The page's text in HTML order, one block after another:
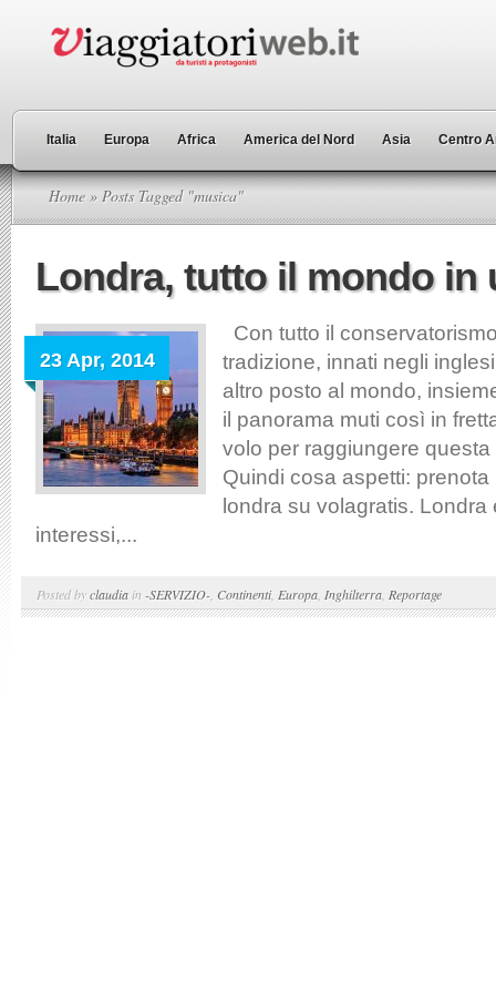
Italia Europa Africa America del Nord Asia Centro
Home » Posts Tagged "musica"
Londra, tutto il mondo in
23 Apr, 2014
Con tutto il
tradizione, innati negli
altro posto al mondo,
il panorama muti così in
volo per raggiungere questa
Quindi cosa aspetti: prenota
londra su volagratis. Londra
interessi,...
Posted byclaudia in -SERVIZIO- Continenti, Europa Inghilterra Reportage